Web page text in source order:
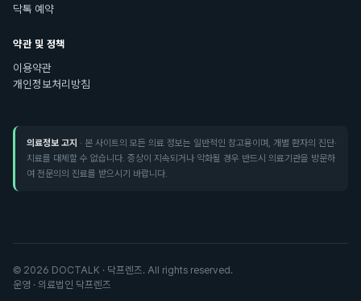
닥톡 예약
약관 및 정책
이용약관
개인정보처리방침
의료정보 고지 · 본 사이트의 모든 의료 정보는 일반적인 참고용이며, 개별 환자의 진단·
치료를 대체할 수 없습니다. 증상이 지속되거나 악화될 경우 반드시 의료기관을 방문하
여 전문의의 진료를 받으시기 바랍니다.
© 2026 DOCTALK · 닥프렌즈. All rights reserved.
운영 · 의료법인 닥프렌즈